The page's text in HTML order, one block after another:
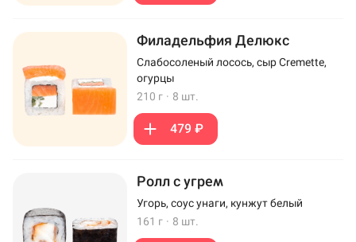
Филадельфия Делюкс
Слабосоленый лосось, сыр Cremette,
огурцы
210 г · 8 шт.
479 ₽
Ролл с угрем
Угорь, соус унаги, кунжут белый
161 г · 8 шт.